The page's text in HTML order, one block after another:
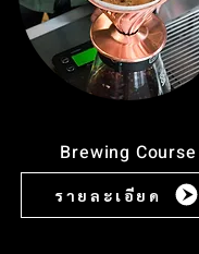
Brewing Course
รายละเอียด